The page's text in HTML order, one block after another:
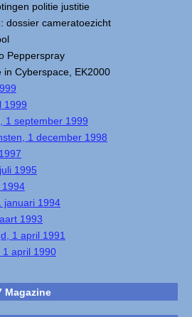
politie justitie
dossier cameratoezicht
Pepperspray
in Cyberspace, EK2000
1999
1 september 1999
1 december 1998
1995
1994
januari 1994
1993
1 april 1991
1 april 1990
Magazine